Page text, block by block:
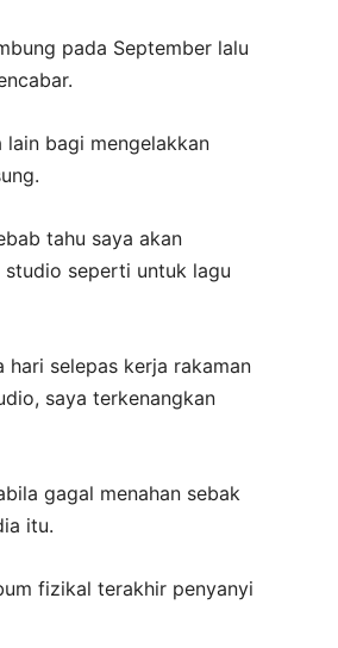
pada September lalu
bagi mengelakkan
tahu saya akan
studio seperti untuk lagu
hari selepas kerja rakaman
saya terkenangkan
gagal menahan sebak
itu.
fizikal terakhir penyanyi